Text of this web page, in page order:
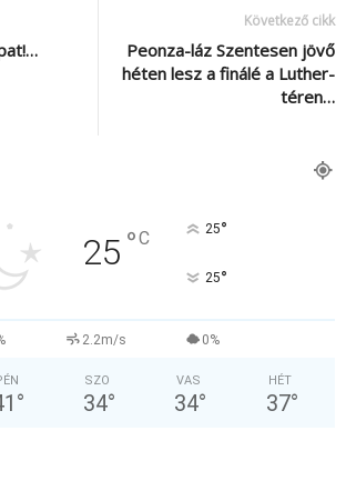
Következő cikk
Peonza-láz Szentesen jövő
héten lesz a finálé a Luther-
téren…
25 °C 25°
25°
2.2m/s 0%
°
SZO
34°
VAS
34°
HÉT
37°